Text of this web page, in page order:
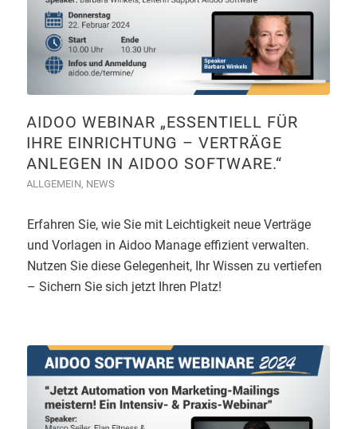
AIDOO WEBINAR „ESSENTIELL FÜR
IHRE EINRICHTUNG – VERTRÄGE
ANLEGEN IN AIDOO SOFTWARE.“
ALLGEMEIN, NEWS
Erfahren Sie, wie Sie mit Leichtigkeit neue Verträge
und Vorlagen in Aidoo Manage effizient verwalten.
Nutzen Sie diese Gelegenheit, Ihr Wissen zu vertiefen
– Sichern Sie sich jetzt Ihren Platz!